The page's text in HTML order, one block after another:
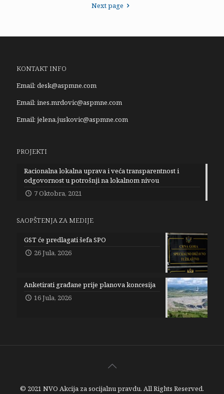
Next page
KONTAKT INFO
Email: desk@aspmne.com
Email: ines.mrdovic@aspmne.com
Email: jelena.juskovic@aspmne.com
PROJEKTI
Racionalna lokalna uprava i veća transparentnost i
odgovornost u potrošnji na lokalnom nivou
7 Oktobra, 2021
SAOPŠTENJA ZA MEDIJE
GST će predlagati šefa SPO
26 Jula, 2026
Anketirati građane prije planova koncesija
16 Jula, 2026
© 2021 NVO Akcija za socijalnu pravdu. All Rights Reserved.